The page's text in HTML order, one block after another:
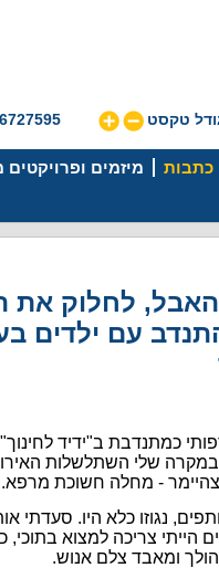
טקסט
כתבות
מיזמים ופרויקטים
האבל, לחלוק את
עם ילדים
כמתנדבת ב"ידיד
במקרה שלי השתלשלות
- מחלה חשוכת מרפא.
נגוזו כלא היו. סעדתי
הייתי צריכה למצוא
ומאבד צלם אנוש.